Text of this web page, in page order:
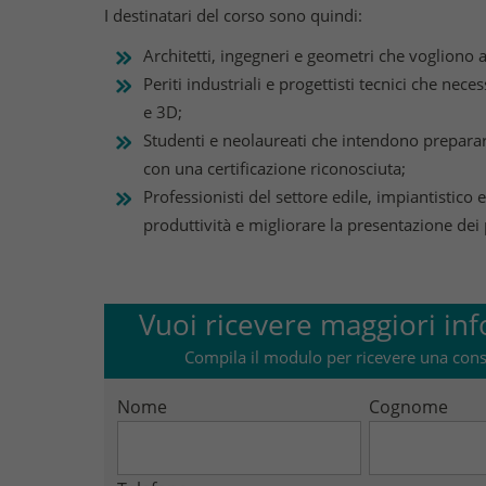
I destinatari del corso sono quindi:
Architetti, ingegneri e geometri che vogliono
Periti industriali e progettisti tecnici che
e 3D;
Studenti e neolaureati che intendono
con una certificazione riconosciuta;
Professionisti del settore edile, impiantistico
produttività e migliorare la presentazione
Vuoi ricevere maggiori
Compila il modulo per ricevere una
Nome Cognome